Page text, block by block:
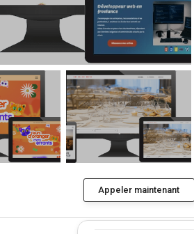
Appeler maintenant